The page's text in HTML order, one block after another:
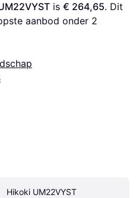
is € 264,65. Dit
aanbod onder 2
Hikoki UM22VYST